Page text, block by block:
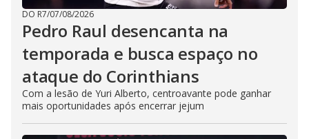
DO R7/07/08/2026
Pedro Raul desencanta na
temporada e busca espaço no
ataque do Corinthians
Com a lesão de Yuri Alberto, centroavante pode ganhar
mais oportunidades após encerrar jejum